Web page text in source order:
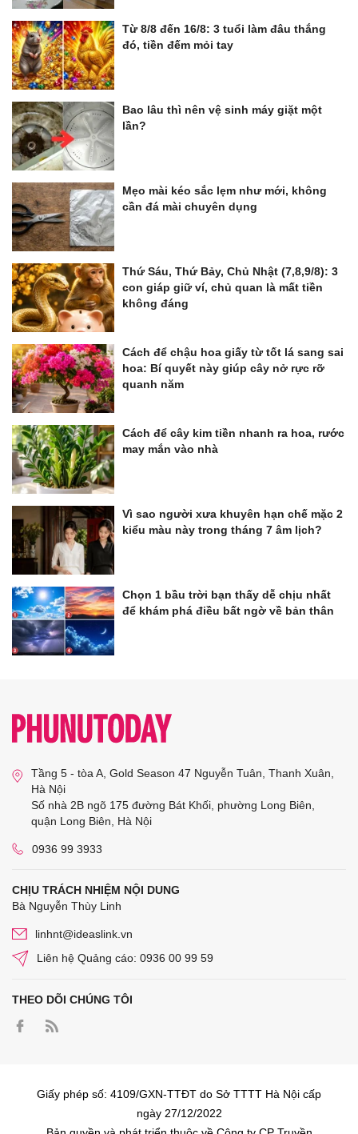
Từ 8/8 đến 16/8: 3 tuổi làm đâu thắng
đó, tiền đếm mỏi tay
Bao lâu thì nên vệ sinh máy giặt một
lần?
Mẹo mài kéo sắc lẹm như mới, không
cần đá mài chuyên dụng
Thứ Sáu, Thứ Bảy, Chủ Nhật (7,8,9/8): 3
con giáp giữ ví, chủ quan là mất tiền
không đáng
Cách để chậu hoa giấy từ tốt lá sang sai
hoa: Bí quyết này giúp cây nở rực rỡ
quanh năm
Cách để cây kim tiền nhanh ra hoa, rước
may mắn vào nhà
Vì sao người xưa khuyên hạn chế mặc 2
kiểu màu này trong tháng 7 âm lịch?
Chọn 1 bầu trời bạn thấy dễ chịu nhất
để khám phá điều bất ngờ về bản thân
Tầng 5 - tòa A, Gold Season 47 Nguyễn Tuân, Thanh Xuân,
Hà Nội
Số nhà 2B ngõ 175 đường Bát Khối, phường Long Biên,
quận Long Biên, Hà Nội
0936 99 3933
CHỊU TRÁCH NHIỆM NỘI DUNG
Bà Nguyễn Thùy Linh
linhnt@ideaslink.vn
Liên hệ Quảng cáo: 0936 00 99 59
THEO DÕI CHÚNG TÔI
Giấy phép số: 4109/GXN-TTĐT do Sở TTTT Hà Nội cấp
ngày 27/12/2022